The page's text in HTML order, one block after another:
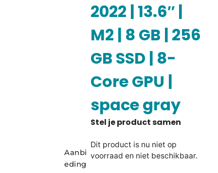
Aanbi
eding
2022 | 13.6″ |
M2 | 8 GB | 256
GB SSD | 8-
Core GPU |
space gray
Dit product is nu niet op
voorraad en niet beschikbaar.